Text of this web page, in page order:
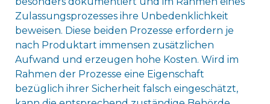
Zulassungsprozesses ihre Unbedenklichkeit
beweisen. Diese beiden Prozesse erfordern je
nach Produktart immensen zusätzlichen
Aufwand und erzeugen hohe Kosten. Wird im
Rahmen der Prozesse eine Eigenschaft
bezüglich ihrer Sicherheit falsch eingeschätzt,